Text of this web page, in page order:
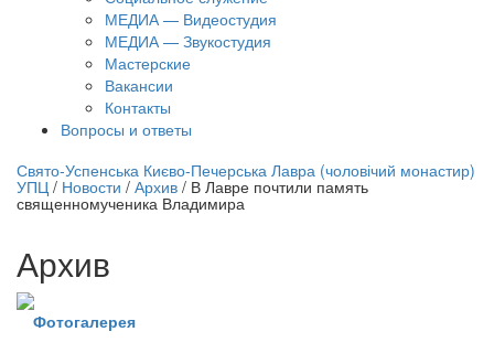
МЕДИА — Видеостудия
МЕДИА — Звукостудия
Мастерские
Вакансии
Контакты
Вопросы и ответы
трансляция | 12 сентября
трансляции
Свято-Успенська Києво-Печерська Лавра (чоловічий монастир)
УПЦ / Новости / Архив / В Лавре почтили память
священномученика Владимира
Архив
Фотогалерея